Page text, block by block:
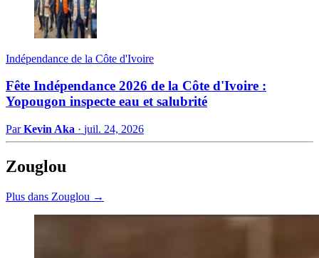
Indépendance de la Côte d'Ivoire
Fête Indépendance 2026 de la Côte d'Ivoire :
Yopougon inspecte eau et salubrité
ParKevin Aka · juil. 24, 2026
Zouglou
Plus dans Zouglou →